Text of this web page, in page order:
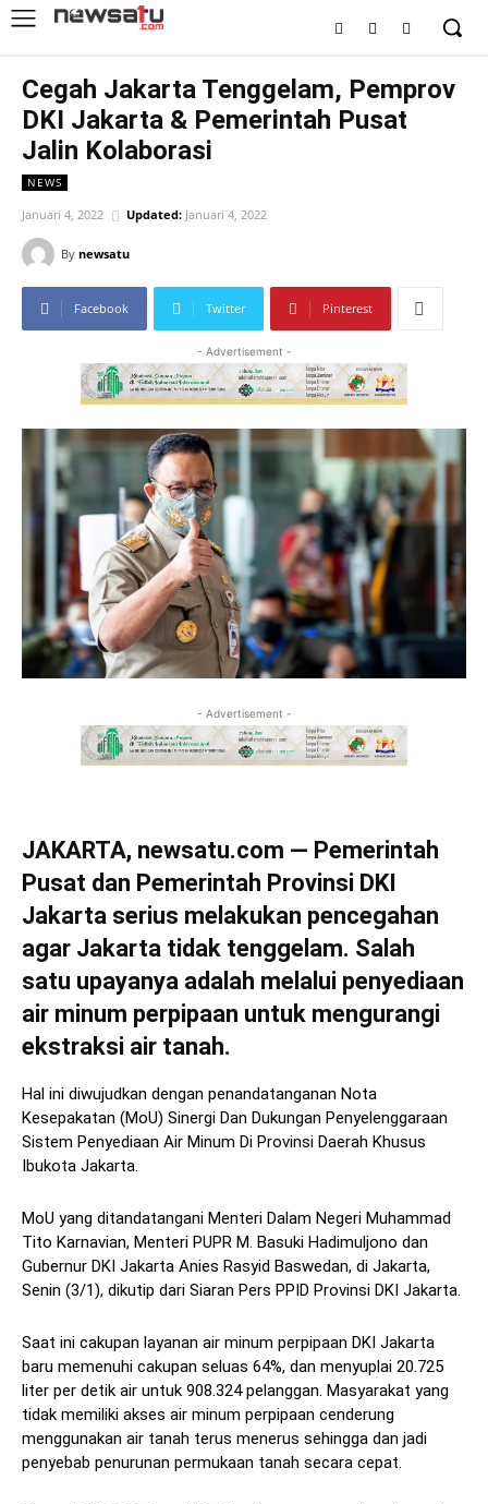
Cegah Jakarta Tenggelam, Pemprov
DKI Jakarta & Pemerintah Pusat
Jalin Kolaborasi
NEWS
Januari 4, 2022 Updated: Januari 4, 2022
By newsatu
Facebook Twitter Pinterest
- Advertisement -
- Advertisement -
JAKARTA, newsatu.com — Pemerintah
Pusat dan Pemerintah Provinsi DKI
Jakarta serius melakukan pencegahan
agar Jakarta tidak tenggelam. Salah
satu upayanya adalah melalui penyediaan
air minum perpipaan untuk mengurangi
ekstraksi air tanah.
Hal ini diwujudkan dengan penandatanganan Nota
Kesepakatan (MoU) Sinergi Dan Dukungan Penyelenggaraan
Sistem Penyediaan Air Minum Di Provinsi Daerah Khusus
Ibukota Jakarta.
MoU yang ditandatangani Menteri Dalam Negeri Muhammad
Tito Karnavian, Menteri PUPR M. Basuki Hadimuljono dan
Gubernur DKI Jakarta Anies Rasyid Baswedan, di Jakarta,
Senin (3/1), dikutip dari Siaran Pers PPID Provinsi DKI Jakarta.
Saat ini cakupan layanan air minum perpipaan DKI Jakarta
baru memenuhi cakupan seluas 64%, dan menyuplai 20.725
liter per detik air untuk 908.324 pelanggan. Masyarakat yang
tidak memiliki akses air minum perpipaan cenderung
menggunakan air tanah terus menerus sehingga dan jadi
penyebab penurunan permukaan tanah secara cepat.